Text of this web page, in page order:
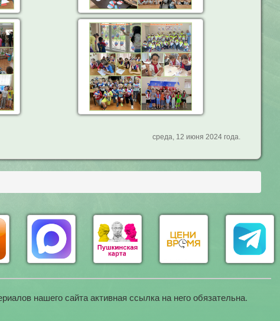
среда, 12 июня 2024 года.
нашего сайта активная ссылка на него обязательна.